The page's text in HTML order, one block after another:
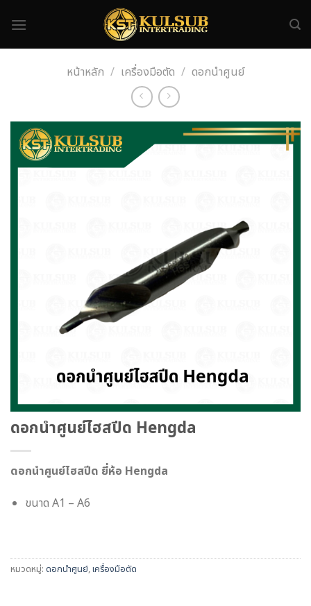
หน้าหลัก / เครื่องมือตัด / ดอกนำศูนย์
ดอกนำศูนย์ไฮสปีด Hengda
ดอกนำศูนย์ไฮสปีด ยี่ห้อ Hengda
ขนาด A1 – A6
หมวดหมู่: ดอกนำศูนย์,เครื่องมือตัด